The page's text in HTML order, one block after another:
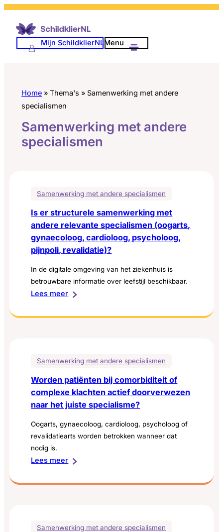
naar
Mijn SchildklierNLMenu
Home »Thema's » Samenwerking met andere
specialismen
Samenwerking met andere
specialismen
Samenwerking met andere specialismen
Is er structurele samenwerking met
andere relevante specialismen (oogarts,
gynaecoloog, cardioloog, psycholoog,
pijnpoli, revalidatie)?
In de digitale omgeving van het ziekenhuis is
betrouwbare informatie over leefstijl beschikbaar.
Lees meer:
er
met
relevante
specialismen
(oogarts,
gynaecoloog,
cardioloog,
pijnpoli,
Samenwerking met andere specialismen
Worden patiënten bij comorbiditeit of
complexe klachten actief doorverwezen
naar het juiste specialisme?
Oogarts, gynaecoloog, cardioloog, psycholoog of
revalidatiearts worden betrokken wanneer dat
nodig is.
Lees meer:
patiënten
of
Samenwerking met andere specialismen